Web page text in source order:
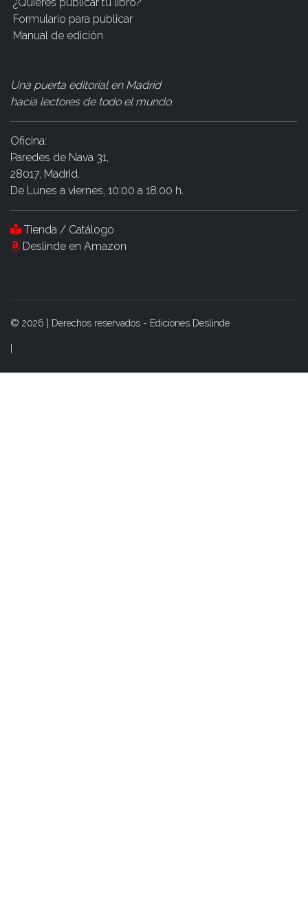
Formulario para publicar
Manual de edición
Una puerta editorial en Madrid
hacia lectores de todo el mundo.
Oficina:
Paredes de Nava 31,
28017, Madrid.
De Lunes a viernes, 10:00 a 18:00 h.
Tienda / Catálogo
Deslinde en Amazon
© 2026 Derechos reservados - Ediciones Deslinde